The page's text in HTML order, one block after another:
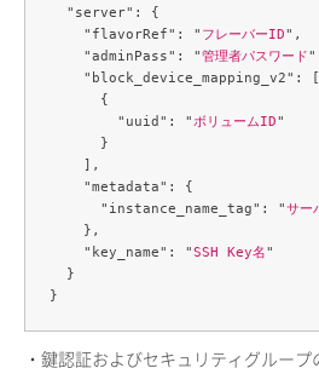
  "server": {
    "flavorRef": "
フレーバーID",
    "adminPass": "
管理者パスワード
    "block_device_mapping_v2": [
      {
        "uuid": "
ボリュームID"
      }
    ],
    "metadata": {
      "instance_name_tag": "
サー
    },
    "key_name": "
SSH Key名"
  }
・鍵認証およびセキュリティグループ